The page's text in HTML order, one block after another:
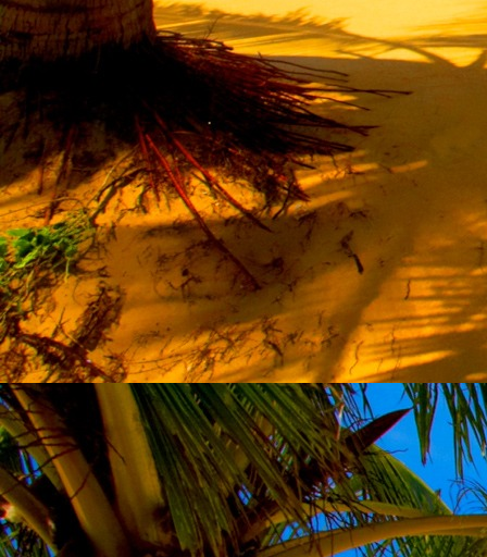
A
folyamatosan
benyújtása a
történik mind
személyesen.
személyesen a
címen tudjátok
Kérelmeteket
amennyiben
ovi bejárata a
nyíló
Szeretettel